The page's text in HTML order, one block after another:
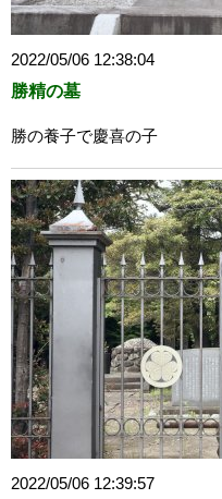
2022/05/06 12:38:04
勝精の墓
勝の養子で慶喜の子
2022/05/06 12:39:57